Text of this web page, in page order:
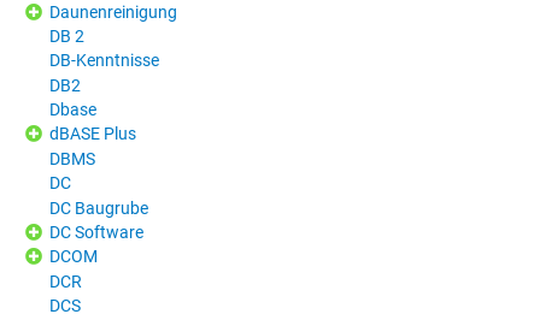
Daunenreinigung
DB 2
DB-Kenntnisse
DB2
Dbase
dBASE Plus
DBMS
DC
DC Baugrube
DC Software
DCOM
DCR
DCS